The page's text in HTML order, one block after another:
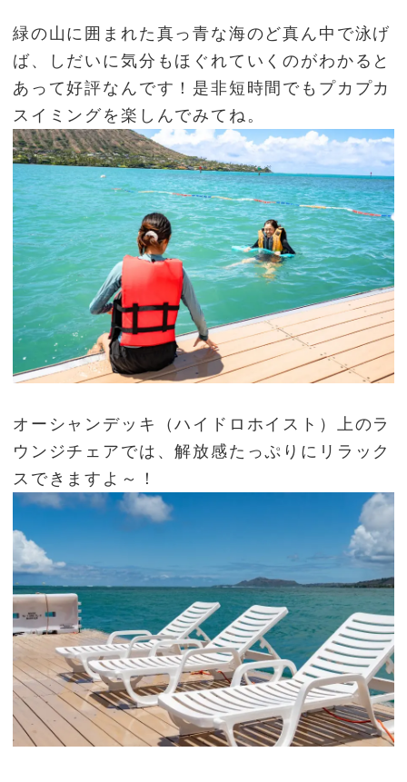
緑の山に囲まれた真っ青な海のど真ん中で泳げ
ば、しだいに気分もほぐれていくのがわかると
あって好評なんです！是非短時間でもプカプカ
スイミングを楽しんでみてね。
オーシャンデッキ（ハイドロホイスト）上のラ
ウンジチェアでは、解放感たっぷりにリラック
スできますよ～！